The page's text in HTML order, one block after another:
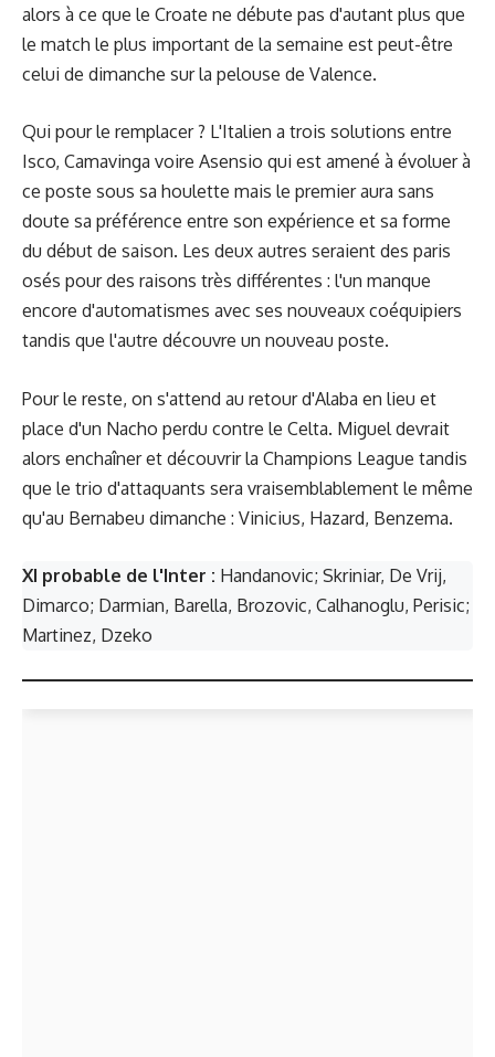
alors à ce que le Croate ne débute pas d'autant plus que
le match le plus important de la semaine est peut-être
celui de dimanche sur la pelouse de Valence.
Qui pour le remplacer ? L'Italien a trois solutions entre
Isco, Camavinga voire Asensio qui est amené à évoluer à
ce poste sous sa houlette mais le premier aura sans
doute sa préférence entre son expérience et sa forme
du début de saison. Les deux autres seraient des paris
osés pour des raisons très différentes : l'un manque
encore d'automatismes avec ses nouveaux coéquipiers
tandis que l'autre découvre un nouveau poste.
Pour le reste, on s'attend au retour d'Alaba en lieu et
place d'un Nacho perdu contre le Celta. Miguel devrait
alors enchaîner et découvrir la Champions League tandis
que le trio d'attaquants sera vraisemblablement le même
qu'au Bernabeu dimanche : Vinicius, Hazard, Benzema.
XI probable de l'Inter : Handanovic; Skriniar, De Vrij,
Dimarco; Darmian, Barella, Brozovic, Calhanoglu, Perisic;
Martinez, Dzeko